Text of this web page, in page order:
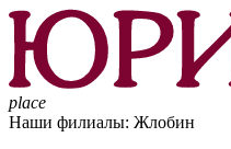
place
Наши филиалы: Жлобин